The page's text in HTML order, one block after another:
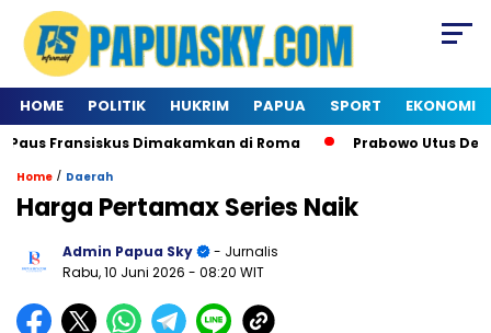
HOME POLITIK HUKRIM PAPUA SPORT EKONOMI
Fransiskus Dimakamkan di Roma Prabowo Utus
Home / Daerah
Harga Pertamax Series Naik
Admin Papua Sky
- Jurnalis
Rabu, 10 Juni 2026 - 08:20 WIT